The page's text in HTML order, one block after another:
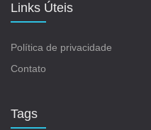
Links Úteis
Política de privacidade
Contato
Tags